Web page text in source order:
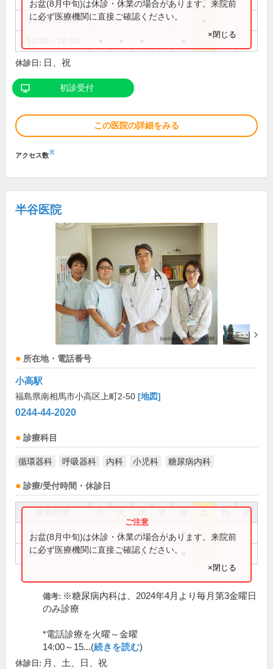
13:30～15:00
お盆(8月中旬)は休診・休業の場合があります。来院前
に必ず医療機関に直接ご確認ください。
×閉じる
休診日: 日、祝
初診受付
この医院の詳細をみる
アクセス数※
半谷医院
所在地・電話番号
小高駅
福島県南相馬市小高区上町2-50 [地図]
0244-44-2020
診療科目
循環器科 呼吸器科 内科 小児科 糖尿病内科
診療/受付時間・休診日
祝
9:00～12:30 ● ● ● ●
14:00～17:00 ● ● ●
お盆(8月中旬)は休診・休業の場合があります。来院前
に必ず医療機関に直接ご確認ください。
×閉じる
備考: ※糖尿病内科は、2024年4月より毎月第3金曜日
のみ診療
*電話診療を火曜～金曜
14:00～15...(続きを読む)
休診日: 月、土、日、祝